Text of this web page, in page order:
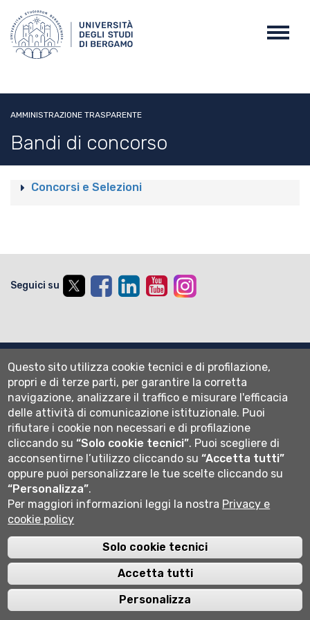
contenuto
principale
AMMINISTRAZIONE TRASPARENTE
Bandi di concorso
Concorsi e Selezioni
Seguici su
Università degli studi di Bergamo
via Salvecchio 19
24129 Bergamo
Cod. Fiscale 80004350163
P.IVA 01612800167
Centralino 035 2052111
Cookie settings
Questo sito utilizza cookie tecnici e di profilazione,
propri e di terze parti, per garantire la corretta
navigazione, analizzare il traffico e misurare l'efficacia
delle attività di comunicazione istituzionale. Puoi
rifiutare i cookie non necessari e di profilazione
cliccando su“Solo cookie tecnici”. Puoi scegliere di
acconsentirne l’utilizzo cliccando su“Accetta tutti”
oppure puoi personalizzare le tue scelte cliccando su
“Personalizza”.
Per maggiori informazioni leggi la nostra Privacy e
cookie policy
Solo cookie tecnici
Accetta tutti
Personalizza